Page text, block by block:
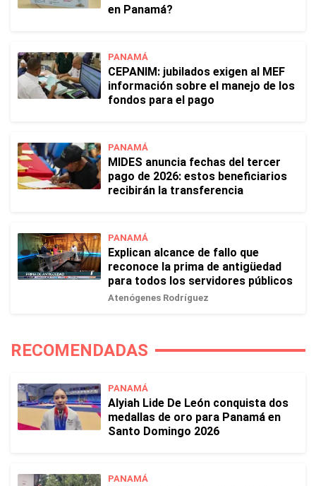
en Panamá?
PANAMÁ
CEPANIM: jubilados exigen al MEF
información sobre el manejo de los
fondos para el pago
PANAMÁ
MIDES anuncia fechas del tercer
pago de 2026: estos beneficiarios
recibirán la transferencia
PANAMÁ
Explican alcance de fallo que
reconoce la prima de antigüedad
para todos los servidores públicos
Atenógenes Rodríguez
RECOMENDADAS
PANAMÁ
Alyiah Lide De León conquista dos
medallas de oro para Panamá en
Santo Domingo 2026
PANAMÁ